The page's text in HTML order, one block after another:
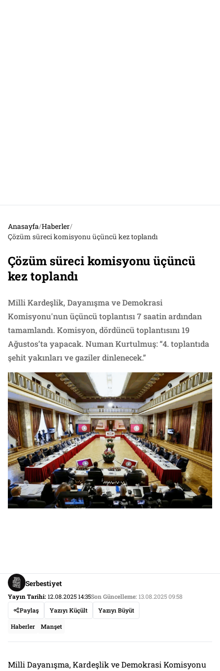
Anasayfa/Haberler/
Çözüm süreci komisyonu üçüncü kez toplandı
Çözüm süreci komisyonu üçüncü
kez toplandı
Milli Kardeşlik, Dayanışma ve Demokrasi
Komisyonu'nun üçüncü toplantısı 7 saatin ardından
tamamlandı. Komisyon, dördüncü toplantısını 19
Ağustos’ta yapacak. Numan Kurtulmuş: “4. toplantıda
şehit yakınları ve gaziler dinlenecek.”
Serbestiyet
Yayın Tarihi:12.08.2025 14:35Son Güncelleme:13.08.2025 09:58
Paylaş
Yazıyı Küçült Yazıyı Büyüt
Haberler Manşet
Milli Dayanışma, Kardeşlik ve Demokrasi Komisyonu